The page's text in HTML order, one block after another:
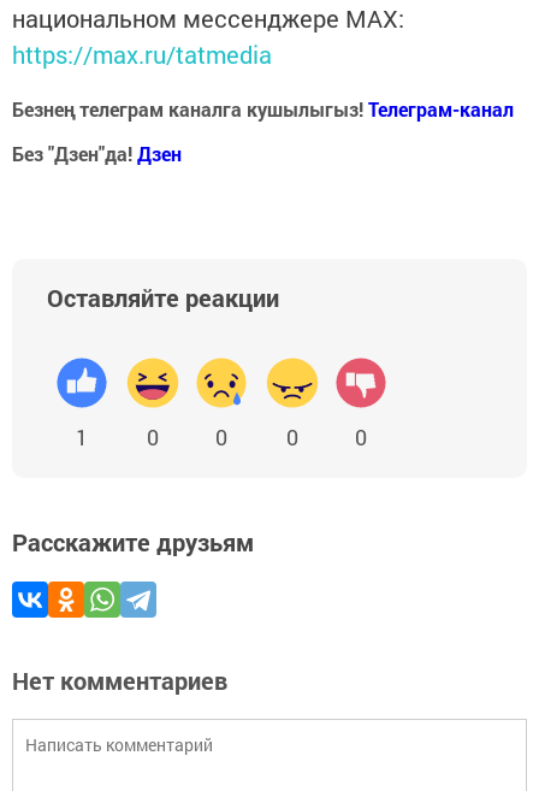
национальном мессенджере MАХ:
https://max.ru/tatmedia
Безнең телеграм каналга кушылыгыз!Телеграм-канал
Без "Дзен"да!Дзен
Оставляйте реакции
1 0 0 0 0
Расскажите друзьям
Нет комментариев